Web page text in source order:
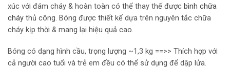
xúc với đám cháy & hoàn toàn có thể thay thế được bình chữa
cháy thủ công. Bóng được thiết kế dựa trên nguyên tắc chữa
cháy kịp thời & mang lại hiệu quả cao.
Bóng có dạng hình cầu, trọng lượng ~1,3 kg ==>> Thích hợp với
cả người cao tuổi và trẻ em đều có thể sử dụng để dập lửa.